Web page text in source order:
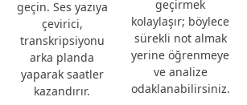
geçin. Ses yazıya
çevirici,
transkripsiyonu
arka planda
yaparak saatler
kazandırır.
geçirmek
kolaylaşır; böylece
sürekli not almak
yerine öğrenmeye
ve analize
odaklanabilirsiniz.